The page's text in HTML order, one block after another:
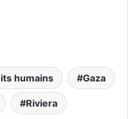
humains Gaza
Riviera